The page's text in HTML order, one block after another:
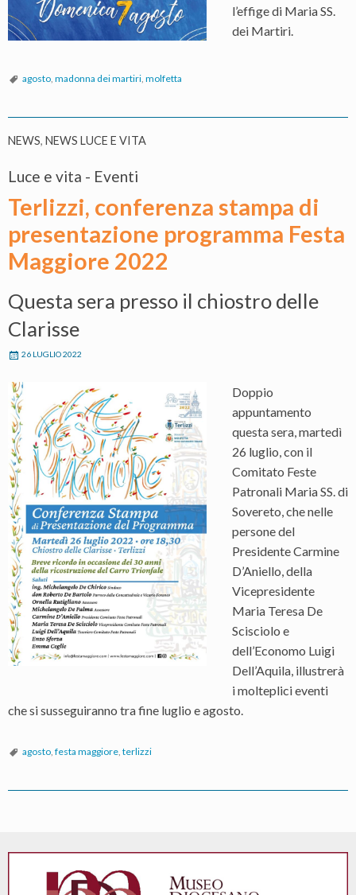
l’effige di Maria SS.
dei Martiri.
agosto madonna dei martiri molfetta
NEWS, NEWS LUCE E VITA
Luce e vita - Eventi
Terlizzi, conferenza stampa di
presentazione programma Festa
Maggiore 2022
Questa sera presso il chiostro delle
Clarisse
26 LUGLIO 2022
Doppio
appuntamento
questa sera, martedì
26 luglio, con il
Comitato Feste
Patronali Maria SS. di
Sovereto, che nelle
persone del
Presidente Carmine
D’Aniello, della
Vicepresidente
Maria Teresa De
Scisciolo e
dell’Economo Luigi
Dell’Aquila, illustrerà
i molteplici eventi
che si susseguiranno tra fine luglio e agosto.
agosto festa maggiore terlizzi